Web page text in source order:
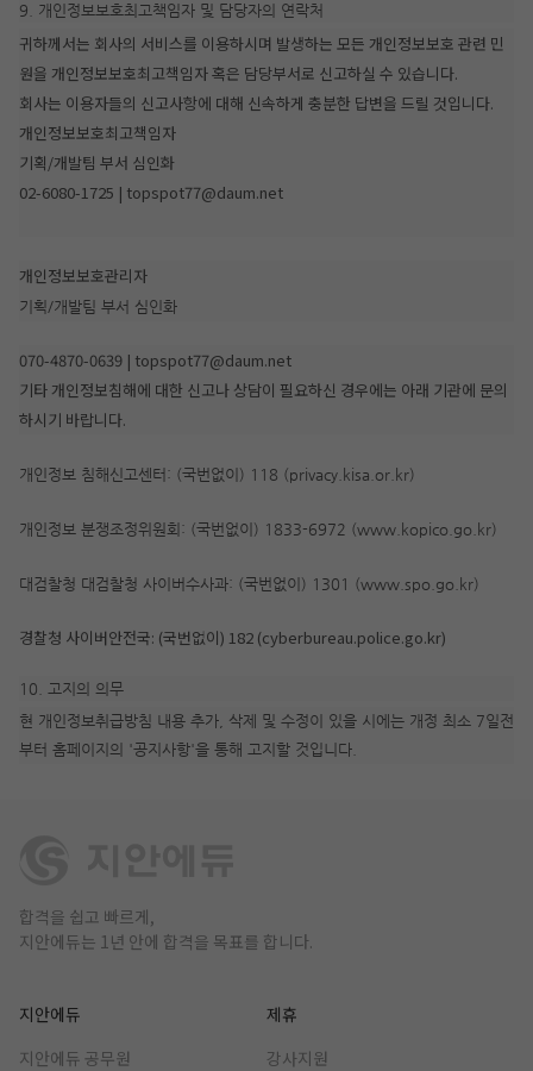
9. 개인정보보호최고책임자 및 담당자의 연락처
귀하께서는 회사의 서비스를 이용하시며 발생하는 모든 개인정보보호 관련 민
원을 개인정보보호최고책임자 혹은 담당부서로 신고하실 수 있습니다.
회사는 이용자들의 신고사항에 대해 신속하게 충분한 답변을 드릴 것입니다.
개인정보보호최고책임자
기획/개발팀 부서 심인화
02-6080-1725 | topspot77@daum.net
개인정보보호관리자
기획/개발팀 부서 심인화
070-4870-0639 | topspot77@daum.net
기타 개인정보침해에 대한 신고나 상담이 필요하신 경우에는 아래 기관에 문의
하시기 바랍니다.
개인정보 침해신고센터: (국번없이) 118 (privacy.kisa.or.kr)
개인정보 분쟁조정위원회: (국번없이) 1833-6972 (www.kopico.go.kr)
대검찰청 대검찰청 사이버수사과: (국번없이) 1301 (www.spo.go.kr)
경찰청 사이버안전국: (국번없이) 182 (cyberbureau.police.go.kr)
10. 고지의 의무
현 개인정보취급방침 내용 추가, 삭제 및 수정이 있을 시에는 개정 최소 7일전
부터 홈페이지의 '공지사항'을 통해 고지할 것입니다.
합격을 쉽고 빠르게,
지안에듀는 1년 안에 합격을 목표를 합니다.
지안에듀
지안에듀 공무원
제휴
강사지원